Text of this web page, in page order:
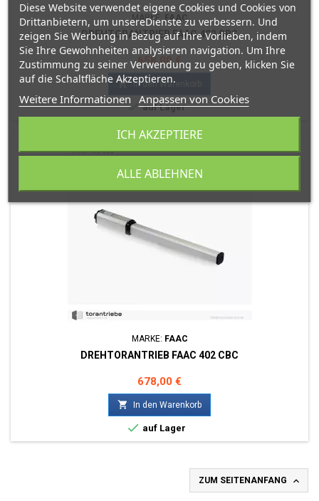
MARKE: FAAC
DREHTORANTRIEB FAAC 402 SBS
Preis
658,00 €
 In den Warenkorb
auf Lager
MARKE: FAAC
DREHTORANTRIEB FAAC 402 CBC
Preis
678,00 €
 In den Warenkorb
 auf Lager
ZUM SEITENANFANG 
Diese Website verwendet eigene Cookies und Cookies von
Drittanbietern, um unsereDienste zu verbessern. Und
zeigen Sie Werbung in Bezug auf Ihre Vorlieben, indem
Sie Ihre Gewohnheiten analysieren navigation. Um Ihre
Zustimmung zu seiner Verwendung zu geben, klicken Sie
auf die Schaltfläche Akzeptieren.
Weitere Informationen Anpassen von Cookies
ALLE ABLEHNEN
ICH AKZEPTIERE